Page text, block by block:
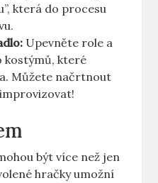
která do​ procesu
Upevněte role a
kostýmů, které⁢
⁢Můžete načrtnout
být více než jen
hračky umožní